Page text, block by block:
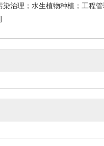
治理；水生植物种植；工程
]